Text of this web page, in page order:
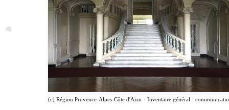
(c) Région Provence-Alpes-Côte d'Azur - Inventaire général -